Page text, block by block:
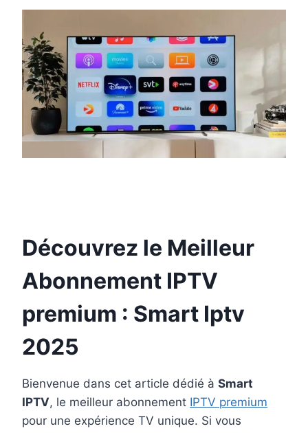
Découvrez le Meilleur
Abonnement IPTV
premium : Smart Iptv
2025
Bienvenue dans cet article dédié à Smart
IPTV, le meilleur abonnement IPTV premium
pour une expérience TV unique. Si vous